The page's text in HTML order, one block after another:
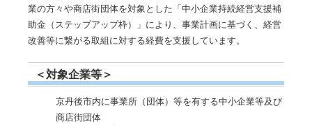
業の方々や商店街団体を対象とした「中小企業持続経営支援補
助金（ステップアップ枠）」により、事業計画に基づく、経営
改善等に繋がる取組に対する経費を支援しています。
＜対象企業等＞
京丹後市内に事業所（団体）等を有する中小企業等及び
商店街団体